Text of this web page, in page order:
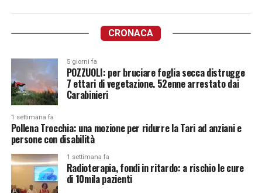
CRONACA
5 giorni fa
POZZUOLI: per bruciare foglia secca distrugge
7 ettari di vegetazione. 52enne arrestato dai
Carabinieri
1 settimana fa
Pollena Trocchia: una mozione per ridurre la Tari ad anziani e
persone con disabilità
1 settimana fa
Radioterapia, fondi in ritardo: a rischio le cure
di 10mila pazienti